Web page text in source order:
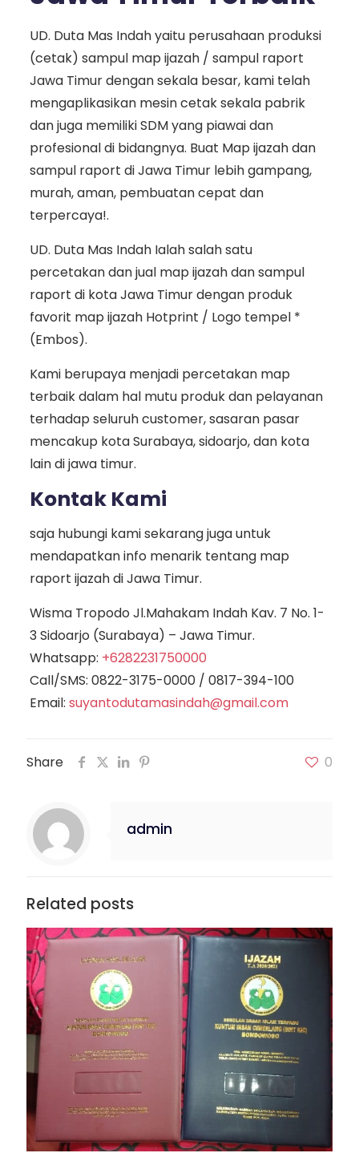
UD. Duta Mas Indah yaitu perusahaan produksi
(cetak) sampul map ijazah / sampul raport
Jawa Timur dengan sekala besar, kami telah
mengaplikasikan mesin cetak sekala pabrik
dan juga memiliki SDM yang piawai dan
profesional di bidangnya. Buat Map ijazah dan
sampul raport di Jawa Timur lebih gampang,
murah, aman, pembuatan cepat dan
terpercaya!.
UD. Duta Mas Indah Ialah salah satu
percetakan dan jual map ijazah dan sampul
raport di kota Jawa Timur dengan produk
favorit map ijazah Hotprint / Logo tempel *
(Embos).
Kami berupaya menjadi percetakan map
terbaik dalam hal mutu produk dan pelayanan
terhadap seluruh customer, sasaran pasar
mencakup kota Surabaya, sidoarjo, dan kota
lain di jawa timur.
Kontak Kami
saja hubungi kami sekarang juga untuk
mendapatkan info menarik tentang map
raport ijazah di Jawa Timur.
Wisma Tropodo Jl.Mahakam Indah Kav. 7 No. 1-
3 Sidoarjo (Surabaya) – Jawa Timur.
Whatsapp: +6282231750000
Call/SMS: 0822-3175-0000/ 0817-394-100
Email: suyantodutamasindah@gmail.com
Share 0
admin
Related posts